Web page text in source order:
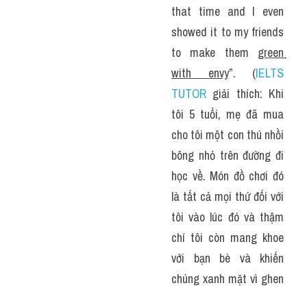
that time and I even
showed it to my friends
to make them green
with envy”. (IELTS
TUTOR giải thích: Khi
tôi 5 tuổi, mẹ đã mua
cho tôi một con thú nhồi
bông nhỏ trên đường đi
học về. Món đồ chơi đó
là tất cả mọi thứ đối với
tôi vào lúc đó và thậm
chí tôi còn mang khoe
với bạn bè và khiến
chúng xanh mặt vì ghen